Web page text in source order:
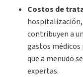
Costos de
contribuyen a
gastos
que a menudo
expertas.